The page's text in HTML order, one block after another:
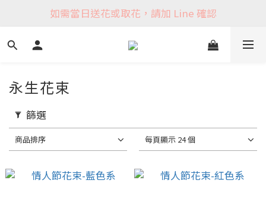
如需當日送花或取花，請加 Line 確認
永生花束
篩選
商品排序 每頁顯示 24 個